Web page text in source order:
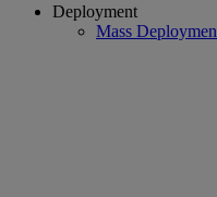
Deployment
Mass